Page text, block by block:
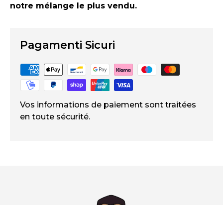
notre mélange le plus vendu.
Pagamenti Sicuri
Vos informations de paiement sont traitées
en toute sécurité.